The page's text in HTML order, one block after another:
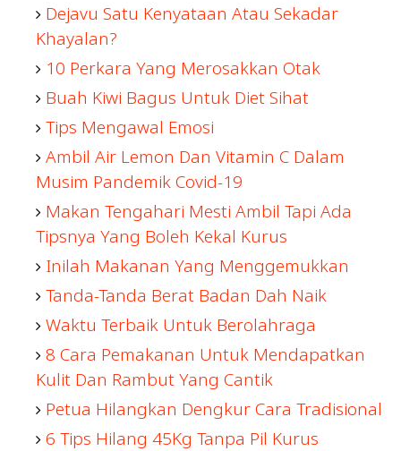
Dejavu Satu Kenyataan Atau Sekadar
Khayalan?
10 Perkara Yang Merosakkan Otak
Buah Kiwi Bagus Untuk Diet Sihat
Tips Mengawal Emosi
Ambil Air Lemon Dan Vitamin C Dalam
Musim Pandemik Covid-19
Makan Tengahari Mesti Ambil Tapi Ada
Tipsnya Yang Boleh Kekal Kurus
Inilah Makanan Yang Menggemukkan
Tanda-Tanda Berat Badan Dah Naik
Waktu Terbaik Untuk Berolahraga
8 Cara Pemakanan Untuk Mendapatkan
Kulit Dan Rambut Yang Cantik
Petua Hilangkan Dengkur Cara Tradisional
6 Tips Hilang 45Kg Tanpa Pil Kurus